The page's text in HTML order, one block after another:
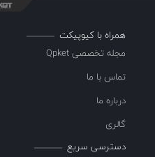
همراه با کیوپیکت
مجله تخصصی Qpket
تماس با ما
درباره ما
گالری
دسترسی سریع